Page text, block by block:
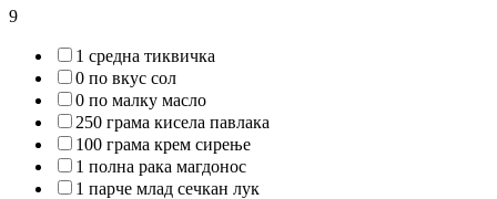
9
1 средна тиквичка
0 по вкус сол
0 по малку масло
250 грама кисела павлака
100 грама крем сирење
1 полна рака магдонос
1 парче млад сечкан лук